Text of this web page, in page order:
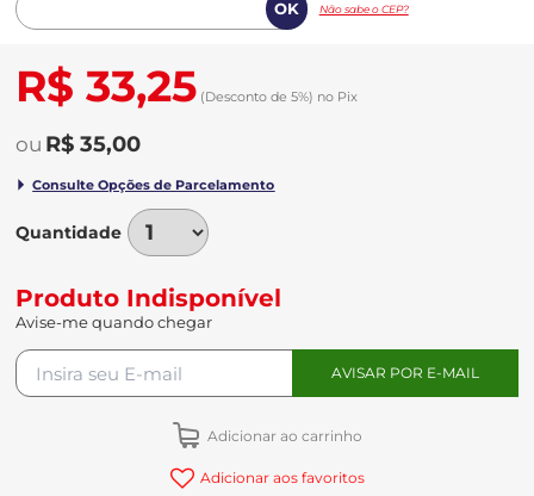
Não sabe o CEP?
R$ 33,25 (Desconto de 5%) no Pix
R$ 35,00
Quantidade
Produto Indisponível
Avise-me quando chegar
Adicionar ao carrinho
Adicionar aos favoritos